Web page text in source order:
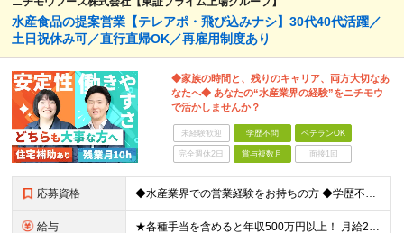
水産食品の提案営業【テレアポ・飛び込みナシ】30代40代活躍／
土日祝休み可／直行直帰OK／再雇用制度あり
◆家族の時間と、残りのキャリア、両方大切なあ
なたへ◆ あなたの“水産業界の経験”をニチモウ
で活かしませんか？
未経験歓迎 学歴不問 ベテランOK
完全週休2日 賞与複数月 面接1回
応募資格 ◆水産業界での営業経験をお持ちの方 ◆学歴不問 ◆30代40代50代活躍中 「安定した会社で落ち着いたキャリアを歩みたい」 「これまでの水産業界の経験を活かして活躍したい」 「家族との時間を大切にで
給与 ★各種手当を含めると年収500万円以上！ 月給25万円～45万円＋住宅手当もしくは借り上げ社宅補助＋賞与年2回＋その他各種手当 ※試用期間3ヵ月あり。期間中の給与・待遇の差異はありません ※年齢・能